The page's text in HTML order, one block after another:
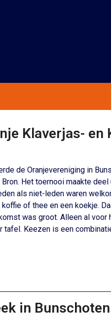
Klaverjas- en
de Oranjevereniging in
Het toernooi maakte
als niet-leden waren
of thee en een koekje.
was groot. Alleen al voor
Keezen is een
in